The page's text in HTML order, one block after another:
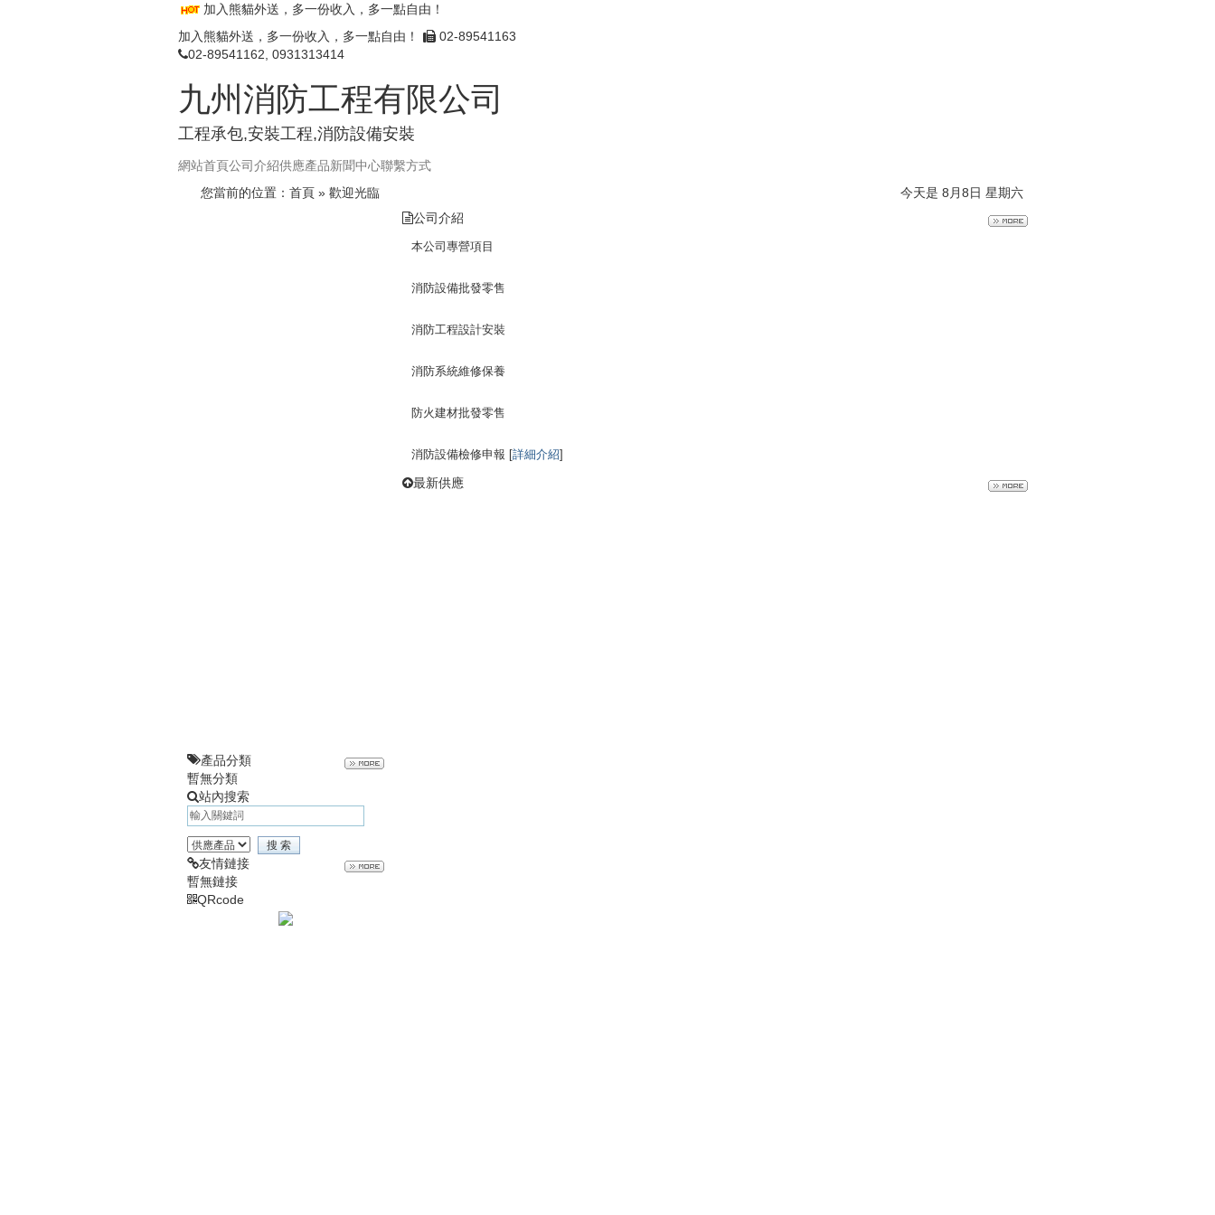
加入熊貓外送，多一份收入，多一點自由！
加入熊貓外送，多一份收入，多一點自由！
02-89541163
02-89541162, 0931313414
九州消防工程有限公司
工程承包,安裝工程,消防設備安裝
網站首頁公司介紹供應產品新聞中心聯繫方式
今天是 8月8日 星期六
您當前的位置： 首頁 » 歡迎光臨
產品分類
暫無分類
站內搜索
友情鏈接
暫無鏈接
QRcode
公司介紹
本公司專營項目
消防設備批發零售
消防工程設計安裝
消防系統維修保養
防火建材批發零售
消防設備檢修申報 [詳細介紹]
最新供應